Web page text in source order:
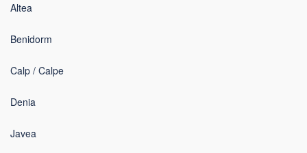
Altea
Benidorm
Calp / Calpe
Denia
Javea